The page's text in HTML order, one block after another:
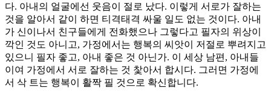
다. 아내의 얼굴에선 웃음이 절로 났다. 이렇게 서로가 잘하는
것을 알아서 같이 하면 티격태격 싸울 일도 없는 것이다. 아내
가 신이나서 친구들에게 전화했으나 그렇다고 필자의 위상이
깍인 것도 아니고, 가정에서는 행복의 씨앗이 저절로 뿌려지고
있으니 필자 좋고, 아내 좋은 것 아닌가. 이 세상 남편, 아내들
이여 가정에서 서로 잘하는 것 찿아서 합시다. 그러면 가정에
서 삭 트는 행복이 활짝 필 것으로 확신합니다.